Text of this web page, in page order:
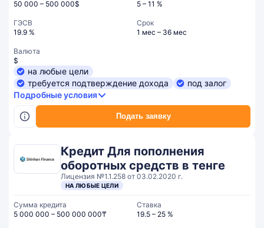
Подать заявку
50 000 – 500 000$
5 – 11 %
ГЭСВ
19.9 %
Срок
1 мес – 36 мес
Валюта
$
на любые цели
требуется подтверждение дохода
под залог
Подробные условия
Кредит Для пополнения
оборотных средств в тенге
Лицензия №1.1.258 от 03.02.2020 г.
НА ЛЮБЫЕ ЦЕЛИ
Сумма кредита
5 000 000 – 500 000 000₸
Ставка
19.5 – 25 %